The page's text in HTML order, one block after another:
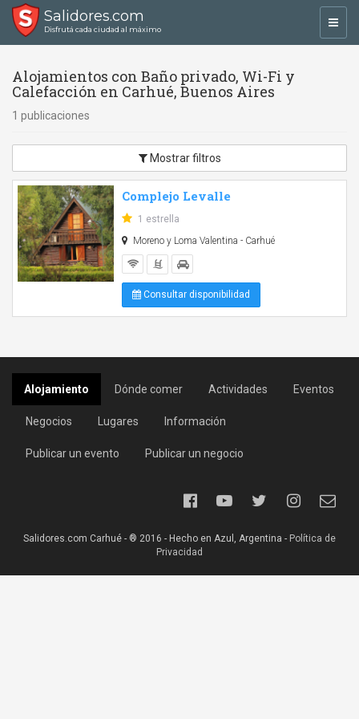
Salidores.com
Disfrutá cada ciudad al máximo
Alojamientos con Baño privado, Wi-Fi y
Calefacción en Carhué, Buenos Aires
1 publicaciones
Mostrar filtros
Complejo Levalle
1 estrella
Moreno y Loma Valentina - Carhué
Consultar disponibilidad
Alojamiento Dónde comer Actividades Eventos
Negocios Lugares Información
Publicar un evento Publicar un negocio
Salidores.com Carhué - ® 2016 - Hecho en Azul, Argentina - Política de
Privacidad